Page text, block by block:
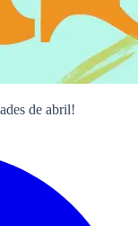
de abril!